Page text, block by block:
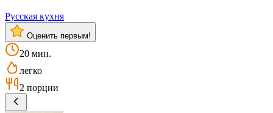
Русская кухня
Оценить первым!
20 мин.
легко
2 порции